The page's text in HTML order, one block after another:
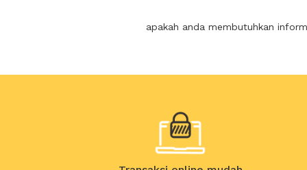
apakah anda membutuhkan